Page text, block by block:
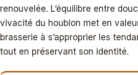
renouvelée. L’équilibre entre
vivacité du houblon met en
brasserie à s’approprier les
tout en préservant son identité.